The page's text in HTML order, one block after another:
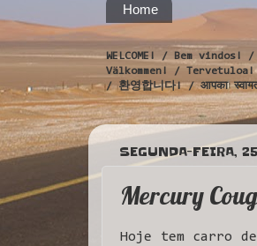
Home
WELCOME! / Bem
Välkommen! /
/ 환영합니다! / आपका
SEGUNDA-FEIRA,
Mercury
Hoje tem carro